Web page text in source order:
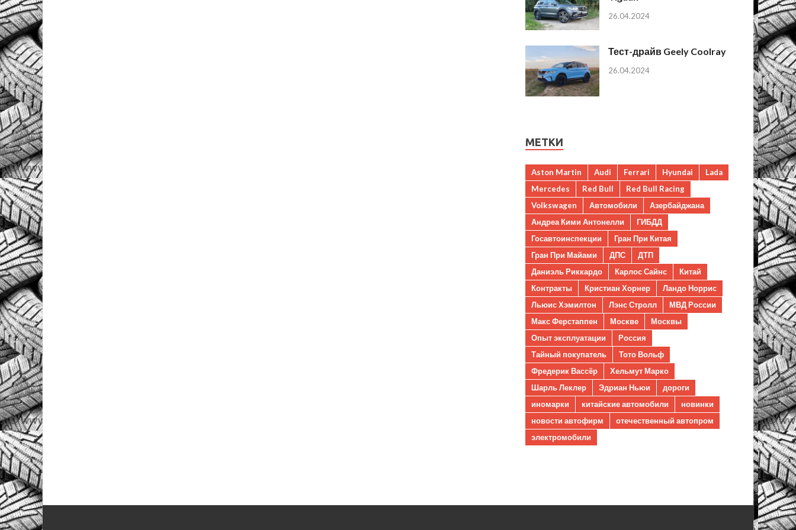
26.04.2024
Тест-драйв Geely Coolray
26.04.2024
МЕТКИ
Aston Martin Audi Ferrari Hyundai
Lada
Mercedes
Red Bull
Red Bull Racing
Volkswagen
Автомобили
Азербайджана
Андреа Кими Антонелли
ГИБДД
Госавтоинспекции
Гран При Китая
Гран При Майами
ДПС
ДТП
Даниэль Риккардо
Карлос Сайнс
Китай
Контракты
Кристиан Хорнер
Ландо Норрис
Льюис Хэмилтон
Лэнс Стролл
МВД России
Макс Ферстаппен
Москве
Москвы
Опыт эксплуатации
Россия
Тайный покупатель
Тото Вольф
Фредерик Вассёр
Хельмут Марко
Шарль Леклер
Эдриан Ньюи
дороги
иномарки
китайские автомобили
новинки
новости автофирм
отечественный автопром
электромобили